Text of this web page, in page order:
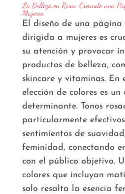
La Belleza en Rosa: Creando una
Mujeres
El diseño de una página
dirigida a mujeres es
su atención y provocar
productos de belleza,
skincare y vitaminas. En
elección de colores es un
determinante. Tonos
particularmente
sentimientos de
feminidad, conectando
con el público objetivo.
colores que incluyan
solo resalta la esencia